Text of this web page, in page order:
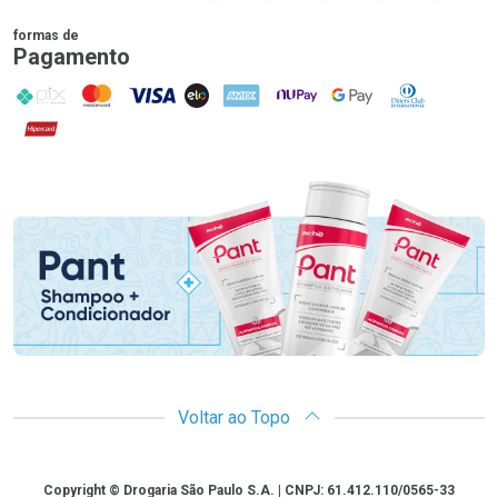
formas de
Pagamento
PIX MasterCard
VISA ELO AMEX NuPay Google PayDiners Club
Hipercard
Promoção em Destaque
Voltar ao Topo
CopyrightCopyright © Drogaria São Paulo S.A. | CNPJ: 61.412.110/0565-33